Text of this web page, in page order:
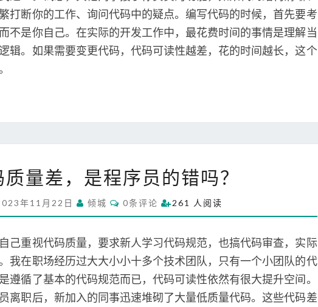
道T
S
打断你的工作、询问代码中的疑点。编写代码的时候，首先要考
不是你自己。在实际的开发工作中，最花费时间的事情是理解当
辑。如果需要变更代码，代码可读性越差，花的时间越长，这个
码
量
，
是
程
序
员
量差，是程序员的错吗？
年11月22日 倾城
C
O
M
E
N
T
S
0条评论 261 人阅读
己重视代码质量，要求新人学习代码规范，也搞代码审查，实际
我在职场经历过大大小小十多个技术团队，只有一个小团队的代
遵循了基本的代码规范而已，代码可读性依然有很大提升空间。
离职后，新加入的同事迅速堆砌了大量低质量代码。这些代码差